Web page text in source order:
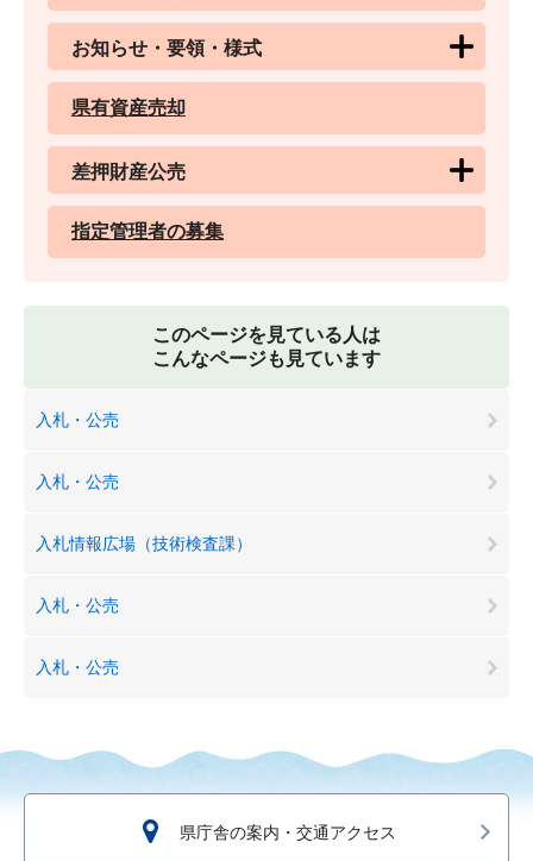
お知らせ・要領・様式
県有資産売却
差押財産公売
指定管理者の募集
このページを見ている人は
こんなページも見ています
入札・公売
入札・公売
入札情報広場（技術検査課）
入札・公売
入札・公売
県庁舎の案内・交通アクセス